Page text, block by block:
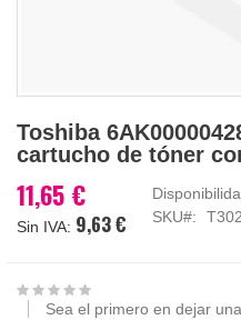
al
comienzo
la
galería
Toshiba
cartucho de tóner
11,65 €
9,63 €
SKU
Sea el primero en dejar